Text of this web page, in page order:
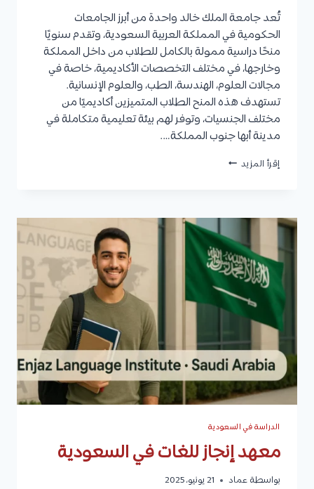
تُعد جامعة الملك خالد واحدة من أبرز الجامعات
الحكومية في المملكة العربية السعودية، وتقدم سنويًا
منحًا دراسية ممولة بالكامل للطلاب من داخل المملكة
وخارجها، في مختلف التخصصات الأكاديمية، خاصة في
مجالات العلوم، الهندسة، الطب، والعلوم الإنسانية.
تستهدف هذه المنح الطلاب المتميزين أكاديميًا من
مختلف الجنسيات، وتوفر لهم بيئة تعليمية متكاملة في
مدينة أبها جنوب المملكة….
إقرأ المزيد منحة
2026
الدراسة في السعودية
معهد إنجاز للغات في السعودية
بواسطة عماد 21 يونيو، 2025